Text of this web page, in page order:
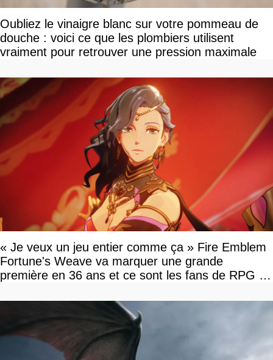
Oubliez le vinaigre blanc sur votre pommeau de
douche : voici ce que les plombiers utilisent
vraiment pour retrouver une pression maximale
« Je veux un jeu entier comme ça » Fire Emblem
Fortune's Weave va marquer une grande
première en 36 ans et ce sont les fans de RPG en